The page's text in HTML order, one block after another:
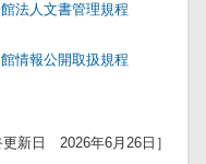
法人文書管理規程
情報公開取扱規程
更新日 2026年6月26日］